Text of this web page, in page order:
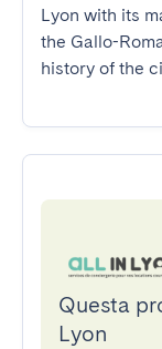
Lyon with its
the Gallo-
history of the
Questa
Lyon